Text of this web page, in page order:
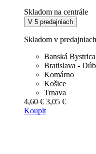
Skladom na centrále
V 5 predajniach
Skladom v predajniach
Banská Bystrica
Bratislava -
Komárno
Košice
Trnava
4,60 € 3,05 €
Koupit